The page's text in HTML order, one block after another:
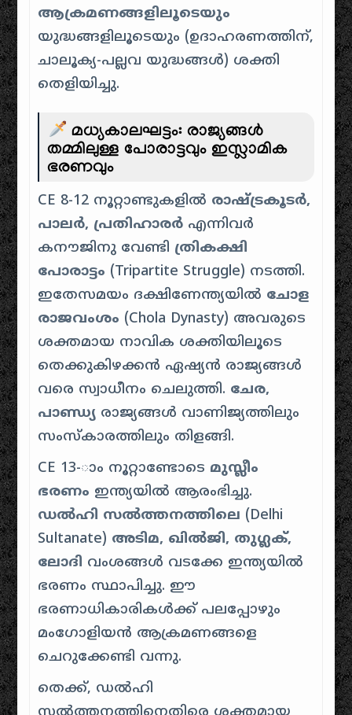
ആക്രമണങ്ങളിലൂടെയും
യുദ്ധങ്ങളിലൂടെയും (ഉദാഹരണത്തിന്,
ചാലൂക്യ-പല്ലവ യുദ്ധങ്ങൾ) ശക്തി
തെളിയിച്ചു.
മധ്യകാലഘട്ടം: രാജ്യങ്ങൾ
തമ്മിലുള്ള പോരാട്ടവും ഇസ്ലാമിക
ഭരണവും
CE 8-12 നൂറ്റാണ്ടുകളിൽ രാഷ്ട്രകൂടർ,
പാലർ, പ്രതിഹാരർ എന്നിവർ
കനൗജിനു വേണ്ടി ത്രികക്ഷി
പോരാട്ടം (Tripartite Struggle) നടത്തി.
ഇതേസമയം ദക്ഷിണേന്ത്യയിൽ ചോള
രാജവംശം (Chola Dynasty) അവരുടെ
ശക്തമായ നാവിക ശക്തിയിലൂടെ
തെക്കുകിഴക്കൻ ഏഷ്യൻ രാജ്യങ്ങൾ
വരെ സ്വാധീനം ചെലുത്തി. ചേര,
പാണ്ഡ്യ രാജ്യങ്ങൾ വാണിജ്യത്തിലും
സംസ്കാരത്തിലും തിളങ്ങി.
CE 13-ാം നൂറ്റാണ്ടോടെ മുസ്ലീം
ഭരണം ഇന്ത്യയിൽ ആരംഭിച്ചു.
ഡൽഹി സൽത്തനത്തിലെ (Delhi
Sultanate) അടിമ, ഖിൽജി, തുഗ്ലക്,
ലോദി വംശങ്ങൾ വടക്കേ ഇന്ത്യയിൽ
ഭരണം സ്ഥാപിച്ചു. ഈ
ഭരണാധികാരികൾക്ക് പലപ്പോഴും
മംഗോളിയൻ ആക്രമണങ്ങളെ
ചെറുക്കേണ്ടി വന്നു.
തെക്ക്, ഡൽഹി